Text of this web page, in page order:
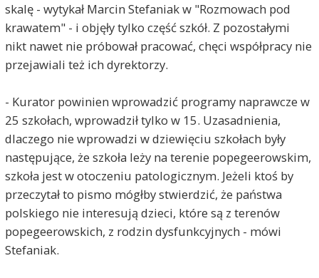
skalę - wytykał Marcin Stefaniak w "Rozmowach pod
krawatem" - i objęły tylko część szkół. Z pozostałymi
nikt nawet nie próbował pracować, chęci współpracy nie
przejawiali też ich dyrektorzy.
- Kurator powinien wprowadzić programy naprawcze w
25 szkołach, wprowadził tylko w 15. Uzasadnienia,
dlaczego nie wprowadzi w dziewięciu szkołach były
następujące, że szkoła leży na terenie popegeerowskim,
szkoła jest w otoczeniu patologicznym. Jeżeli ktoś by
przeczytał to pismo mógłby stwierdzić, że państwa
polskiego nie interesują dzieci, które są z terenów
popegeerowskich, z rodzin dysfunkcyjnych - mówi
Stefaniak.